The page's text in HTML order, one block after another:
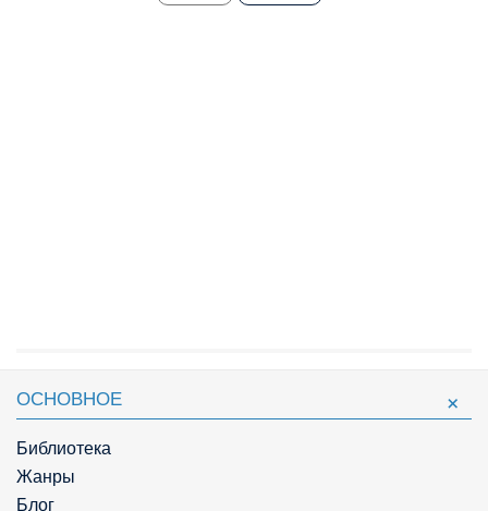
ОСНОВНОЕ
Библиотека
Жанры
Блог